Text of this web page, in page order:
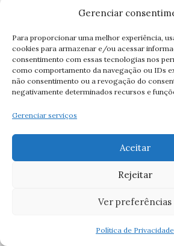
Gerenciar
Para proporcionar uma melhor experiência,
cookies para armazenar e/ou acessar
consentimento com essas tecnologias nos
como comportamento da navegação ou IDs
não consentimento ou a revogação do
negativamente determinados recursos e
Gerenciar serviços
Aceitar
Rejeitar
Ver preferências
Política de Privacidade
orações de Nossa Senhora
Orações de São Sebastião(1)
Orações dos Santos(6)
Orações e Devoções(5)
Orações Marianas
Orações Sagrado Coração de
Padroeiros(8)
(1)